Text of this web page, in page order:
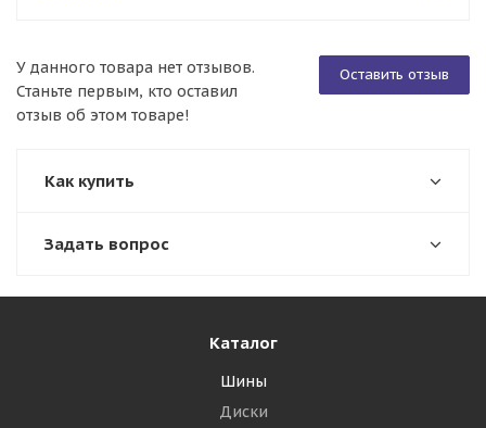
Оставить отзыв
У данного товара нет отзывов.
Станьте первым, кто оставил
отзыв об этом товаре!
Как купить
Задать вопрос
Каталог
Шины
Диски